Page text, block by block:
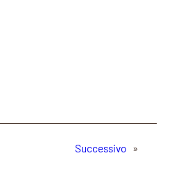
Successivo »